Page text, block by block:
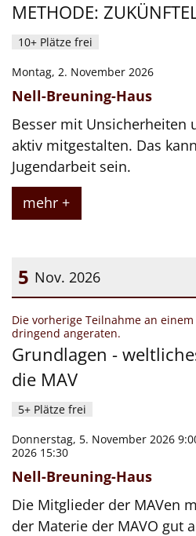
METHODE:
10+ Plätze frei
Montag, 2. November 2026
Nell-Breuning-Haus
Besser mit Unsicherheiten
aktiv mitgestalten. Das
Jugendarbeit sein.
mehr +
5 Nov. 2026
Datum: 5. November 2026
Die vorherige Teilnahme an
dringend angeraten.
Grundlagen -
die MAV
5+ Plätze frei
Donnerstag, 5. November 2026
2026 15:30
Nell-Breuning-Haus
Die Mitglieder der MAVen
der Materie der MAVO gut